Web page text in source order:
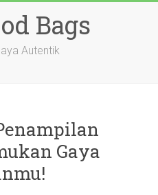
Bags
Autentik
Gaya